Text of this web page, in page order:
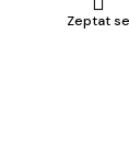
Zeptat se